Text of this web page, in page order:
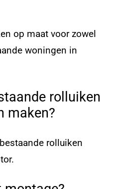
op maat voor zowel
woningen in
rolluiken
maken?
rolluiken